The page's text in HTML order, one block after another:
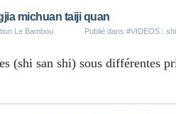
michuan taiji quan
Le Bambou Publié dans #VIDEOS :
(shi san shi) sous différentes